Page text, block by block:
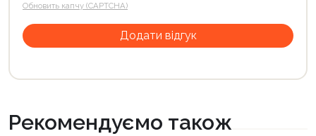
Обновить капчу (CAPTCHA)
Рекомендуємо також